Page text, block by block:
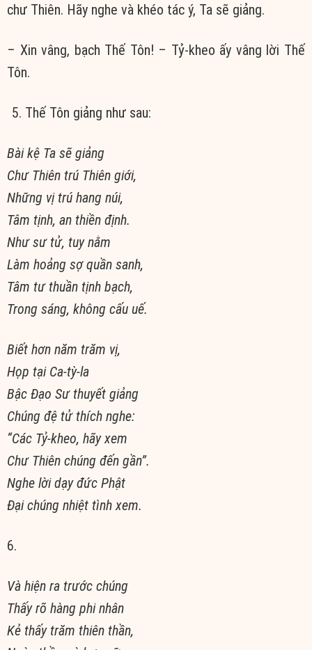
chư Thiên. Hãy nghe và khéo tác ý, Ta sẽ giảng.
– Xin vâng, bạch Thế Tôn! – Tỷ-kheo ấy vâng lời Thế
Tôn.
Thế Tôn giảng như sau:
Bài kệ Ta sẽ giảng
Chư Thiên trú Thiên giới,
Những vị trú hang núi,
Tâm tịnh, an thiền định.
Như sư tử, tuy nằm
Làm hoảng sợ quần sanh,
Tâm tư thuần tịnh bạch,
Trong sáng, không cấu uế.
Biết hơn năm trăm vị,
Họp tại Ca-tỳ-la
Bậc Ðạo Sư thuyết giảng
Chúng đệ tử thích nghe:
“Các Tỷ-kheo, hãy xem
Chư Thiên chúng đến gần”.
Nghe lời dạy đức Phật
Ðại chúng nhiệt tình xem.
6.
Và hiện ra trước chúng
Thấy rõ hàng phi nhân
Kẻ thấy trăm thiên thần,